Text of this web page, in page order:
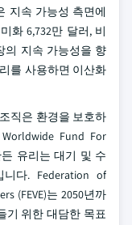
지속 가능성 측면에
화 6,732만 달러, 비
의 지속 가능성을 향
를 사용하면 이산화
직은 환경을 보호하
Fund For
유리는 대기 및 수
다. Federation of
(FEVE)는 2050년까
기 위한 대담한 목표